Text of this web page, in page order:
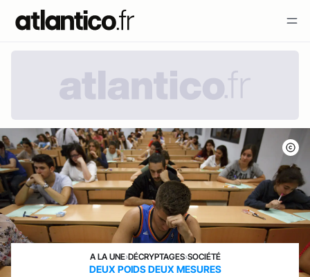
A LA UNE›DÉCRYPTAGES›SOCIÉTÉ
DEUX POIDS DEUX MESURES